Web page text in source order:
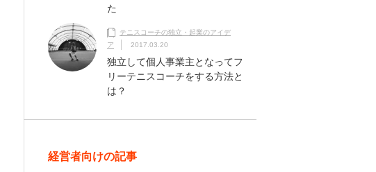
た
テニスコーチの独立・起業のアイデ
ア
2017.03.20
独立して個人事業主となってフ
リーテニスコーチをする方法と
は？
経営者向けの記事